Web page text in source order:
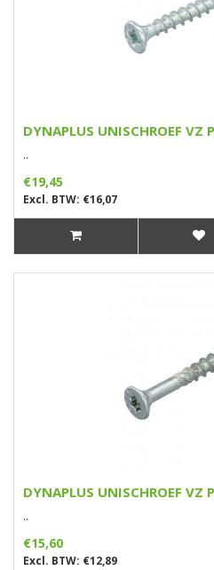
DYNAPLUS UNISCHROEF
..
€19,45
Excl. BTW: €16,07
DYNAPLUS UNISCHROEF
..
€15,60
Excl. BTW: €12,89